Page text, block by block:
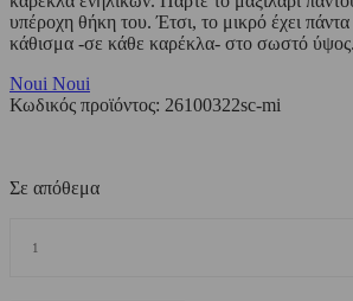
υπέροχη θήκη του. Έτσι, το μικρό έχει
κάθισμα -σε κάθε καρέκλα- στο σωστό ύψος.
Noui Noui
Κωδικός προϊόντος: 26100322sc-mi
Σε απόθεμα
μαξιλάρι